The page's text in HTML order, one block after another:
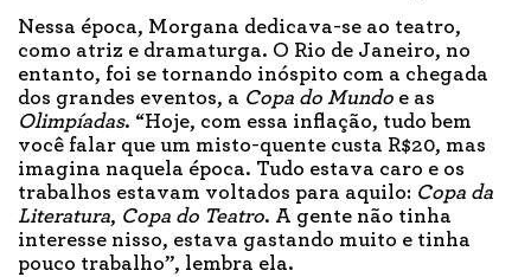
Nessa época, Morgana dedicava-se ao teatro,
como atriz e dramaturga. O Rio de Janeiro, no
entanto, foi se tornando inóspito com a chegada
dos grandes eventos, a Copa do Mundo e as
Olimpíadas. “Hoje, com essa inflação, tudo bem
você falar que um misto-quente custa R$20, mas
imagina naquela época. Tudo estava caro e os
trabalhos estavam voltados para aquilo: Copa da
Literatura, Copa do Teatro. A gente não tinha
interesse nisso, estava gastando muito e tinha
pouco trabalho”, lembra ela.